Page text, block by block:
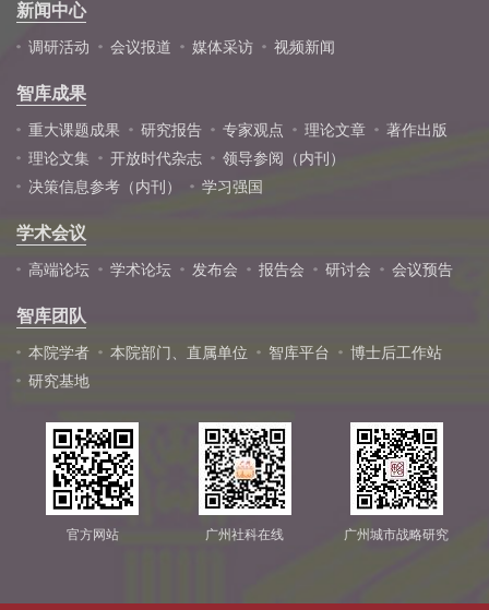
新闻中心
调研活动 会议报道 媒体采访 视频新闻
智库成果
重大课题成果 研究报告 专家观点 理论文章
著作出版
理论文集
开放时代杂志
领导参阅（内刊）
决策信息参考（内刊）
学习强国
学术会议
高端论坛 学术论坛 发布会 报告会 研讨会 会议预告
智库团队
本院学者 本院部门、直属单位 智库平台
博士后工作站
研究基地
官方网站 广州社科在线 广州城市战略研究